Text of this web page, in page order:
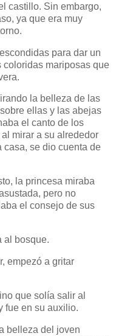
castillo. Sin embargo,
ya que era muy
para dar un
coloridas mariposas que
la belleza de las
ellas y las abejas
el canto de los
mirar a su alrededor
casa, se dio cuenta de
la princesa miraba
pero no
el consejo de sus
al bosque.
empezó a gritar
que solía salir al
fue en su auxilio.
belleza del joven